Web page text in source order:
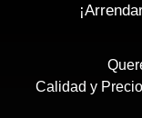
Calidad y